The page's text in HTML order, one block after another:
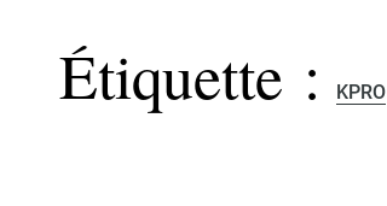
Étiquette : KPRO